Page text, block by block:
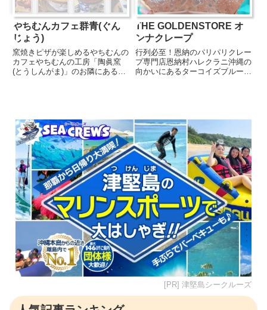
やちむんカフェ群青(ぐん
じょう)
窯焼きピザが楽しめるやちむんの
カフェやちむんの工房「陶眞窯
(とうしんがま)」のお隣にあるカ
店。メニューはすべてやちむんの
器...
THE GOLDENSTORE オ
ンナクレープ
行列必至！恩納のパリパリクレー
プ専門店恩納村ハレクラニ沖縄の
向かいにあるターコイズブルーの
クレープがいただけます。サク
サ...
[PR] 津堅島シークルーズ